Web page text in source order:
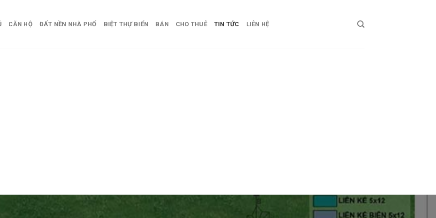
CĂN HỘ ĐẤT NỀN NHÀ PHỐ BIỆT THỰ BIỂN BÁN CHO THUÊ TIN TỨC LIÊN HỆ